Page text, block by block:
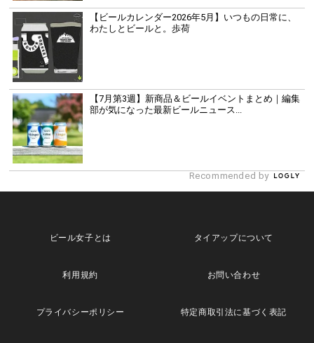
【ビールカレンダー2026年5月】いつもの日常に、
わたしとビールと。歩荷
【7月第3週】新商品＆ビールイベントまとめ｜編集
部が気になった最新ビールニュース...
Recommended by
ビール女子とは タイアップについて
利用規約 お問い合わせ
プライバシーポリシー 特定商取引法に基づく表記